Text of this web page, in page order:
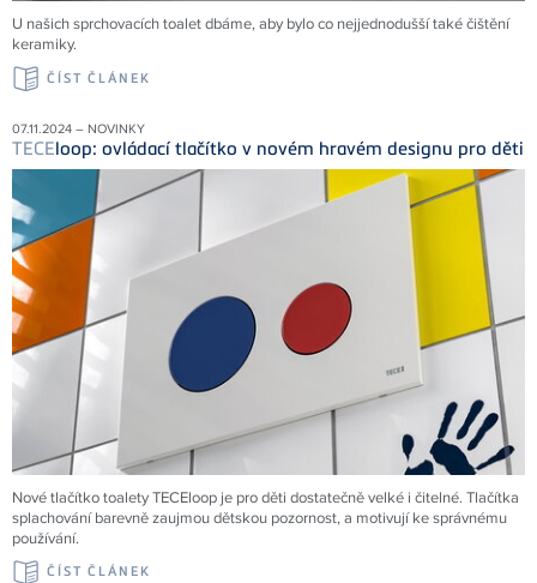
U našich sprchovacích toalet dbáme, aby bylo co nejjednodušší také čištění
keramiky.
ČÍST ČLÁNEK
07.11.2024 – NOVINKY
TECEloop: ovládací tlačítko v novém hravém designu pro děti
Nové tlačítko toalety TECEloop je pro děti dostatečně velké i čitelné. Tlačítka
splachování barevně zaujmou dětskou pozornost, a motivují ke správnému
používání.
ČÍST ČLÁNEK